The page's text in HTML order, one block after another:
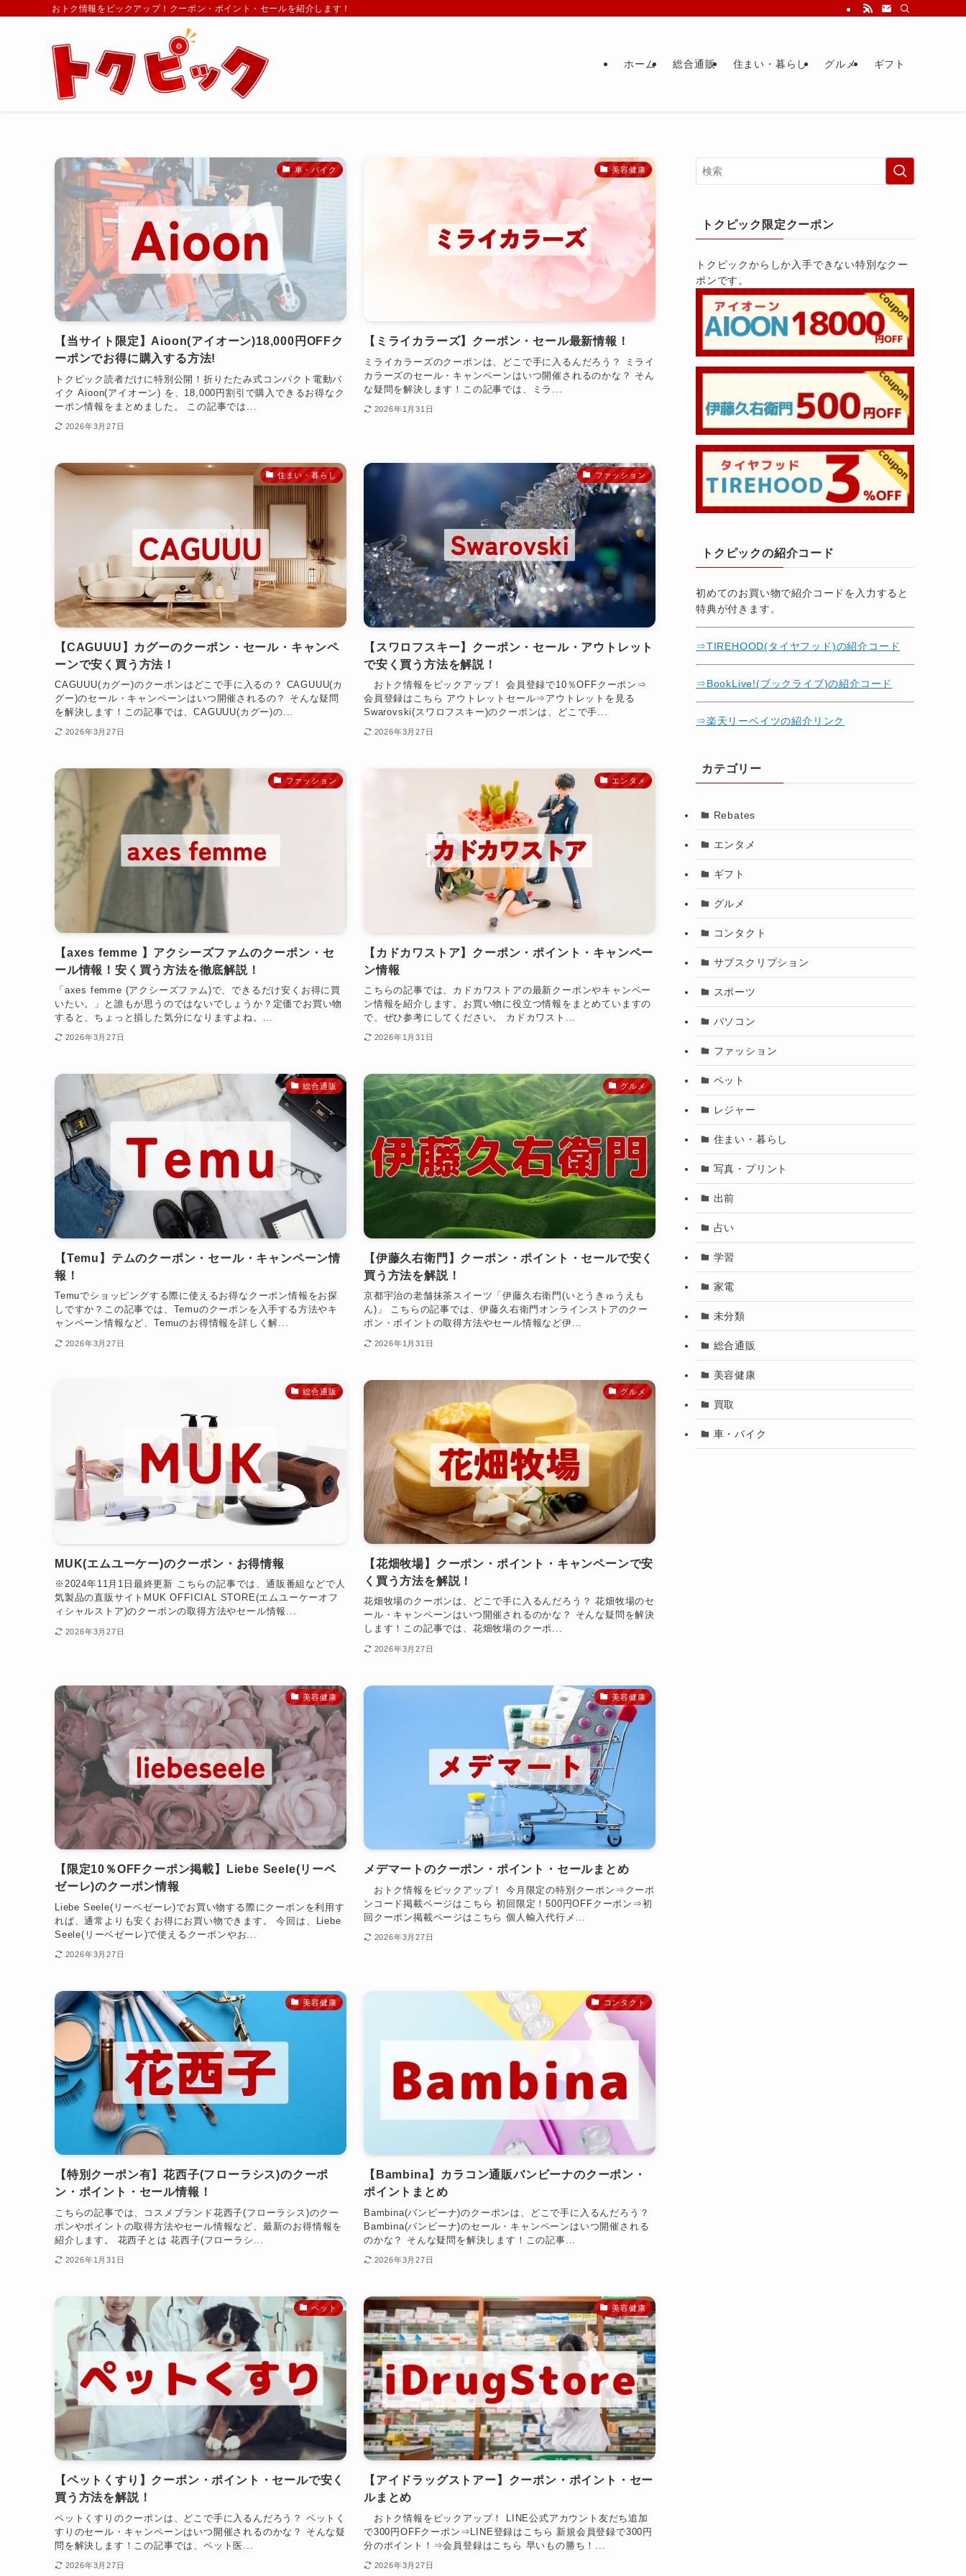
おトク情報をピックアップ！クーポン・ポイント・セールを紹介します！
ホーム 総合通販 住まい・暮らし グルメ ギフト
車・バイク
【当サイト限定】Aioon(アイオーン)18,000円OFFク
ーポンでお得に購入する方法!
トクピック読者だけに特別公開！折りたたみ式コンパクト電動バ
イク Aioon(アイオーン) を、18,000円割引で購入できるお得なク
ーポン情報をまとめました。 この記事では...
2026年3月27日
美容健康
【ミライカラーズ】クーポン・セール最新情報！
ミライカラーズのクーポンは、どこで手に入るんだろう？ ミライ
カラーズのセール・キャンペーンはいつ開催されるのかな？ そん
な疑問を解決します！この記事では、ミラ...
2026年1月31日
住まい・暮らし
【CAGUUU】カグーのクーポン・セール・キャンペ
ーンで安く買う方法！
CAGUUU(カグー)のクーポンはどこで手に入るの？ CAGUUU(カ
グー)のセール・キャンペーンはいつ開催されるの？ そんな疑問
を解決します！この記事では、CAGUUU(カグー)の...
2026年3月27日
ファッション
【スワロフスキー】クーポン・セール・アウトレット
で安く買う方法を解説！
おトク情報をピックアップ！ 会員登録で10％OFFクーポン⇒
会員登録はこちら アウトレットセール⇒アウトレットを見る
Swarovski(スワロフスキー)のクーポンは、どこで手...
2026年3月27日
ファッション
【axes femme 】アクシーズファムのクーポン・セ
ール情報！安く買う方法を徹底解説！
「axes femme (アクシーズファム)で、できるだけ安くお得に買
いたい。」と誰もが思うのではないでしょうか？定価でお買い物
すると、ちょっと損した気分になりますよね。...
2026年3月27日
エンタメ
【カドカワストア】クーポン・ポイント・キャンペー
ン情報
こちらの記事では、カドカワストアの最新クーポンやキャンペー
ン情報を紹介します。お買い物に役立つ情報をまとめていますの
で、ぜひ参考にしてください。 カドカワスト...
2026年1月31日
総合通販
【Temu】テムのクーポン・セール・キャンペーン情
報！
Temuでショッピングする際に使えるお得なクーポン情報をお探
しですか？この記事では、Temuのクーポンを入手する方法やキ
ャンペーン情報など、Temuのお得情報を詳しく解...
2026年3月27日
グルメ
【伊藤久右衛門】クーポン・ポイント・セールで安く
買う方法を解説！
京都宇治の老舗抹茶スイーツ「伊藤久右衛門(いとうきゅうえも
ん)」 こちらの記事では、伊藤久右衛門オンラインストアのクー
ポン・ポイントの取得方法やセール情報など伊...
2026年1月31日
総合通販
MUK(エムユーケー)のクーポン・お得情報
※2024年11月1日最終更新 こちらの記事では、通販番組などで人
気製品の直販サイトMUK OFFICIAL STORE(エムユーケーオフ
ィシャルストア)のクーポンの取得方法やセール情報...
2026年3月27日
グルメ
【花畑牧場】クーポン・ポイント・キャンペーンで安
く買う方法を解説！
花畑牧場のクーポンは、どこで手に入るんだろう？ 花畑牧場のセ
ール・キャンペーンはいつ開催されるのかな？ そんな疑問を解決
します！この記事では、花畑牧場のクーポ...
2026年3月27日
美容健康
【限定10％OFFクーポン掲載】Liebe Seele(リーベ
ゼーレ)のクーポン情報
Liebe Seele(リーベゼーレ)でお買い物する際にクーポンを利用す
れば、通常よりも安くお得にお買い物できます。 今回は、Liebe
Seele(リーベゼーレ)で使えるクーポンやお...
2026年3月27日
美容健康
メデマートのクーポン・ポイント・セールまとめ
おトク情報をピックアップ！ 今月限定の特別クーポン⇒クーポ
ンコード掲載ページはこちら 初回限定！500円OFFクーポン⇒初
回クーポン掲載ページはこちら 個人輸入代行メ...
2026年3月27日
美容健康
【特別クーポン有】花西子(フローラシス)のクーポ
ン・ポイント・セール情報！
こちらの記事では、コスメブランド花西子(フローラシス)のクー
ポンやポイントの取得方法やセール情報など、最新のお得情報を
紹介します。 花西子とは 花西子(フローラシ...
2026年1月31日
コンタクト
【Bambina】カラコン通販バンビーナのクーポン・
ポイントまとめ
Bambina(バンビーナ)のクーポンは、どこで手に入るんだろう？
Bambina(バンビーナ)のセール・キャンペーンはいつ開催される
のかな？ そんな疑問を解決します！この記事...
2026年3月27日
ペット
【ペットくすり】クーポン・ポイント・セールで安く
買う方法を解説！
ペットくすりのクーポンは、どこで手に入るんだろう？ ペットく
すりのセール・キャンペーンはいつ開催されるのかな？ そんな疑
問を解決します！この記事では、ペット医...
2026年3月27日
美容健康
【アイドラッグストアー】クーポン・ポイント・セー
ルまとめ
おトク情報をピックアップ！ LINE公式アカウント友だち追加
で300円OFFクーポン⇒LINE登録はこちら 新規会員登録で300円
分のポイント！⇒会員登録はこちら 早いもの勝ち！...
2026年3月27日
トクピック限定クーポン
トクピックからしか入手できない特別なクー
ポンです。
トクピックの紹介コード
初めてのお買い物で紹介コードを入力すると
特典が付きます。
⇒TIREHOOD(タイヤフッド)の紹介コード
⇒BookLive!(ブックライブ)の紹介コード
⇒楽天リーベイツの紹介リンク
カテゴリー
Rebates
エンタメ
ギフト
グルメ
コンタクト
サブスクリプション
スポーツ
パソコン
ファッション
ペット
レジャー
住まい・暮らし
写真・プリント
出前
占い
学習
家電
未分類
総合通販
美容健康
買取
車・バイク